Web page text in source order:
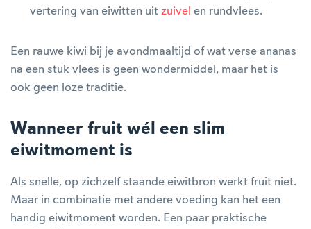
vertering van eiwitten uit zuivel en rundvlees.
Een rauwe kiwi bij je avondmaaltijd of wat verse ananas
na een stuk vlees is geen wondermiddel, maar het is
ook geen loze traditie.
Wanneer fruit wél een slim
eiwitmoment is
Als snelle, op zichzelf staande eiwitbron werkt fruit niet.
Maar in combinatie met andere voeding kan het een
handig eiwitmoment worden. Een paar praktische